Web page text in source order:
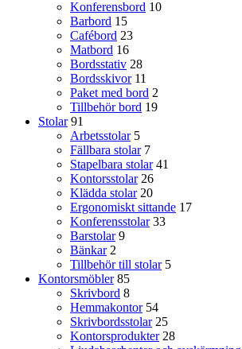
Konferensbord 10
Barbord 15
Cafébord 23
Matbord 16
Bordsstativ 28
Bordsskivor 11
Paket med bord 2
Tillbehör bord 19
Stolar 91
Arbetsstolar 5
Fällbara stolar 7
Stapelbara stolar 41
Kontorsstolar 26
Klädda stolar 20
Ergonomiskt sittande 17
Konferensstolar 33
Barstolar 9
Bänkar 2
Tillbehör till stolar 5
Kontorsmöbler 85
Skrivbord 8
Hemmakontor 54
Skrivbordsstolar 25
Kontorsprodukter 28